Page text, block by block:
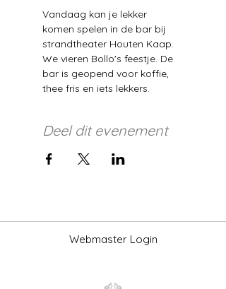
Vandaag kan je lekker
komen spelen in de bar bij
strandtheater Houten Kaap.
We vieren Bollo's feestje. De
bar is geopend voor koffie,
thee fris en iets lekkers.
Deel dit evenement
Webmaster Login